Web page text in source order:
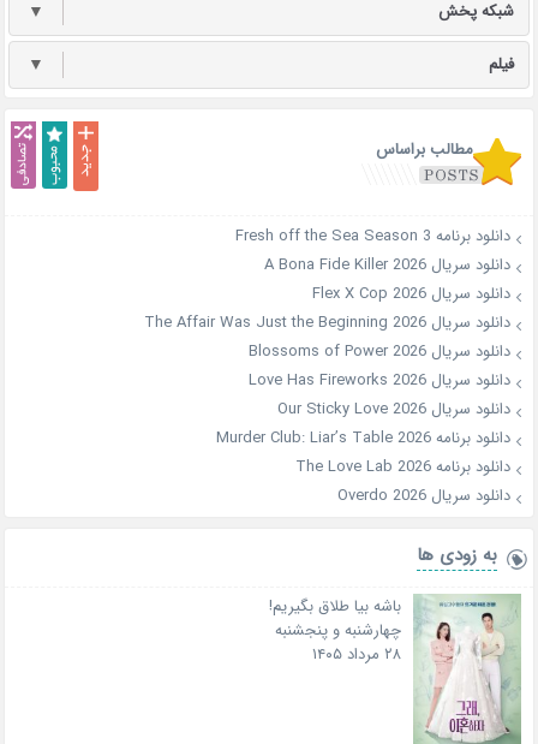
شبکه پخش ▼
فیلم ▼
مطالب براساس
دانلود برنامه Fresh off the Sea Season 3
دانلود سریال A Bona Fide Killer 2026
دانلود سریال Flex X Cop 2026
دانلود سریال The Affair Was Just the Beginning 2026
دانلود سریال Blossoms of Power 2026
دانلود سریال Love Has Fireworks 2026
دانلود سریال Our Sticky Love 2026
دانلود برنامه Murder Club: Liar’s Table 2026
دانلود برنامه The Love Lab 2026
دانلود سریال Overdo 2026
به زودی ها
باشه بیا طلاق بگیریم!
چهارشنبه و پنجشنبه
۲۸ مرداد ۱۴۰۵